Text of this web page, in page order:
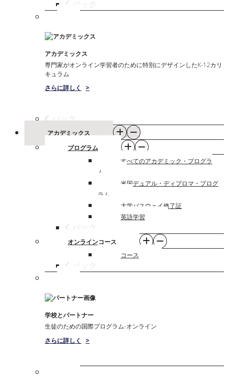
バック
アカデミックス
専門家がオンライン学習者のために特別にデザインしたK-12カリ
キュラム
さらに詳しく
>
バック
アカデミックス
プログラム
すべてのアカデミック・プログラ
ム
米国デュアル・ディプロマ・プログ
ラム
大学パスウェイ修了証
英語学習
バック
オンラインコース
コース
バック
学校とパートナー
生徒のための国際プログラム-オンライン
さらに詳しく
>